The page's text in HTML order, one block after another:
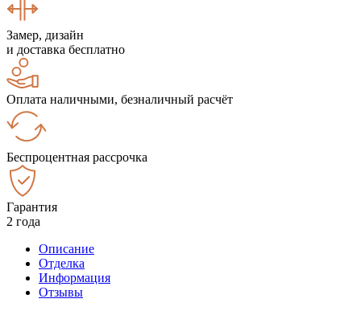
Замер, дизайн
и доставка бесплатно
Оплата наличными, безналичный расчёт
Беспроцентная рассрочка
Гарантия
2 года
Описание
Отделка
Информация
Отзывы